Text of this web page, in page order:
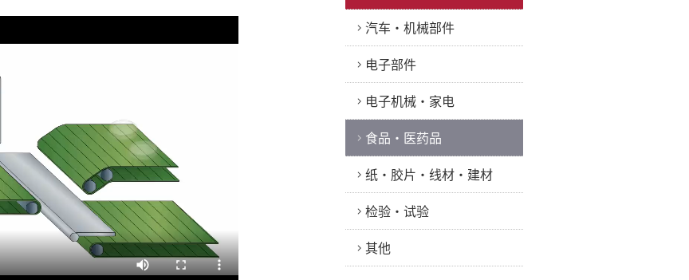
汽车・机械部件
电子部件
电子机械・家电
食品・医药品
纸・胶片・线材・建材
检验・试验
其他